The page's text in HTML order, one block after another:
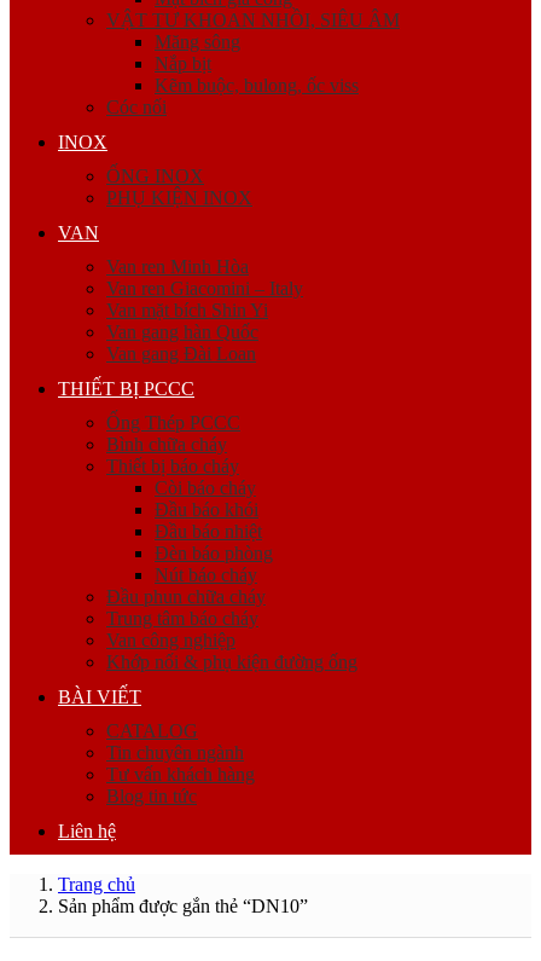
VẬT TƯ KHOAN NHỒI, SIÊU ÂM
Măng sông
Nắp bịt
Kẽm buộc, bulong, ốc viss
Cóc nối
INOX
ỐNG INOX
PHỤ KIỆN INOX
VAN
Van ren Minh Hòa
Van ren Giacomini – Italy
Van mặt bích Shin Yi
Van gang hàn Quốc
Van gang Đài Loan
THIẾT BỊ PCCC
Ống Thép PCCC
Bình chữa cháy
Thiết bị báo cháy
Còi báo cháy
Đầu báo khói
Đầu báo nhiệt
Đèn báo phòng
Nút báo cháy
Đầu phun chữa cháy
Trung tâm báo cháy
Van công nghiệp
Khớp nối & phụ kiện đường ống
BÀI VIẾT
CATALOG
Tin chuyên ngành
Tư vấn khách hàng
Blog tin tức
Liên hệ
Trang chủ
Sản phẩm được gắn thẻ “DN10”